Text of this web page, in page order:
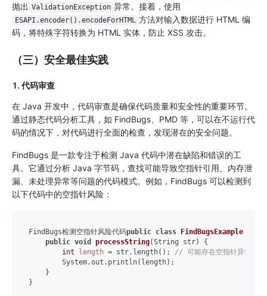
抛出 ValidationException 异常。接着，使用
ESAPI.encoder().encodeForHTML 方法对输入数据进行 HTML 编
码，将特殊字符转换为 HTML 实体，防止 XSS 攻击。
（三）安全最佳实践
1. 代码审查
在 Java 开发中，代码审查是确保代码质量和安全性的重要环节。
通过静态代码分析工具，如 FindBugs、PMD 等，可以在不运行代
码的情况下，对代码进行全面的检查，发现潜在的安全问题。
FindBugs 是一款专注于检测 Java 代码中潜在缺陷和错误的工
具。它通过分析 Java 字节码，查找可能导致空指针引用、内存泄
漏、未处理异常等问题的代码模式。例如，FindBugs 可以检测到
以下代码中的空指针风险：
FindBugs检测空指针风险代码public class FindBugsExample
public void processString(String str)
{
int
length = str.length(); // 可能存在空指针异常
        System.out.println(length);
    }